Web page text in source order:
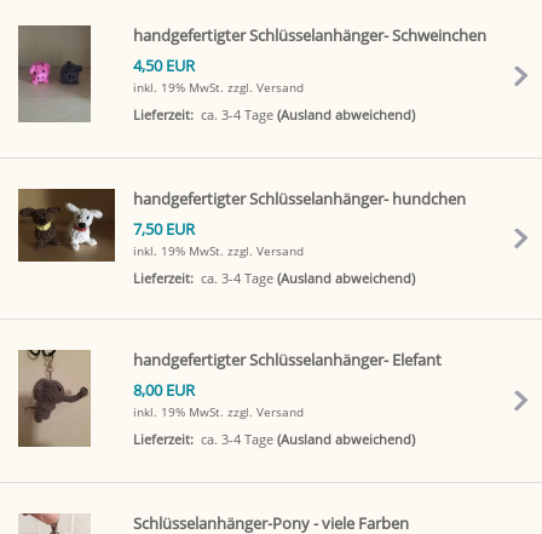
handgefertigter Schlüsselanhänger- Schweinchen
4,50 EUR
inkl. 19% MwSt. zzgl. Versand
Lieferzeit: ca. 3-4 Tage (Ausland abweichend)
handgefertigter Schlüsselanhänger- hundchen
7,50 EUR
inkl. 19% MwSt. zzgl. Versand
Lieferzeit: ca. 3-4 Tage (Ausland abweichend)
handgefertigter Schlüsselanhänger- Elefant
8,00 EUR
inkl. 19% MwSt. zzgl. Versand
Lieferzeit: ca. 3-4 Tage (Ausland abweichend)
Schlüsselanhänger-Pony - viele Farben